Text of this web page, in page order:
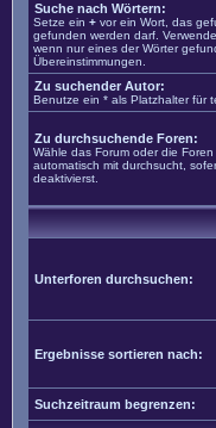
Suche nach Wörtern:
Setze ein + vor ein Wort, das
gefunden werden darf.
wenn nur eines der Wörter
Übereinstimmungen.
Zu suchender Autor:
Benutze ein * als Platzhalter für
Zu durchsuchende Foren:
Wähle das Forum oder die
automatisch mit durchsucht,
deaktivierst.
Unterforen durchsuchen:
Ergebnisse sortieren nach:
Suchzeitraum begrenzen: